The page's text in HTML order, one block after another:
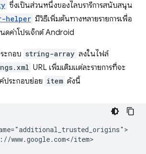
ซึ่งเป็นส่วนหนึ่งของไลบรารีการสนับสนุน
helper มีวิธีเพิ่มต้นทางหลายรายการเพื่อ
ดค่าโปรเจ็กต์ Android
ะกอบ string-array ลงในไฟล์
URL เพิ่มเติมแต่ละรายการที่จะ
ประกอบย่อย item ดังนี้
www.google.com</item>